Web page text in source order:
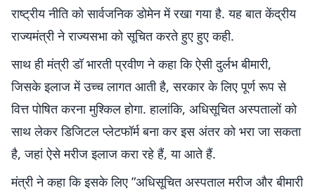
राष्ट्रीय नीति को सार्वजनिक डोमेन में रखा गया है. यह बात केंद्रीय
राज्यमंत्री ने राज्यसभा को सूचित करते हुए हुए कही.
साथ ही मंत्री डॉ भारती प्रवीण ने कहा कि ऐसी दुर्लभ बीमारी,
जिसके इलाज में उच्च लागत आती है, सरकार के लिए पूर्ण रूप से
वित्त पोषित करना मुश्किल होगा. हालांकि, अधिसूचित अस्पतालों को
साथ लेकर डिजिटल प्लेटफॉर्म बना कर इस अंतर को भरा जा सकता
है, जहां ऐसे मरीज इलाज करा रहे हैं, या आते हैं.
मंत्री ने कहा कि इसके लिए ”अधिसूचित अस्पताल मरीज और बीमारी